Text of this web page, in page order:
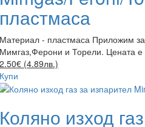
пластмаса
Материал - пластмаса Приложим
Мимгаз,Ферони и Торели. Цената е
2.50€ (4.89лв.)
Купи
Коляно изход